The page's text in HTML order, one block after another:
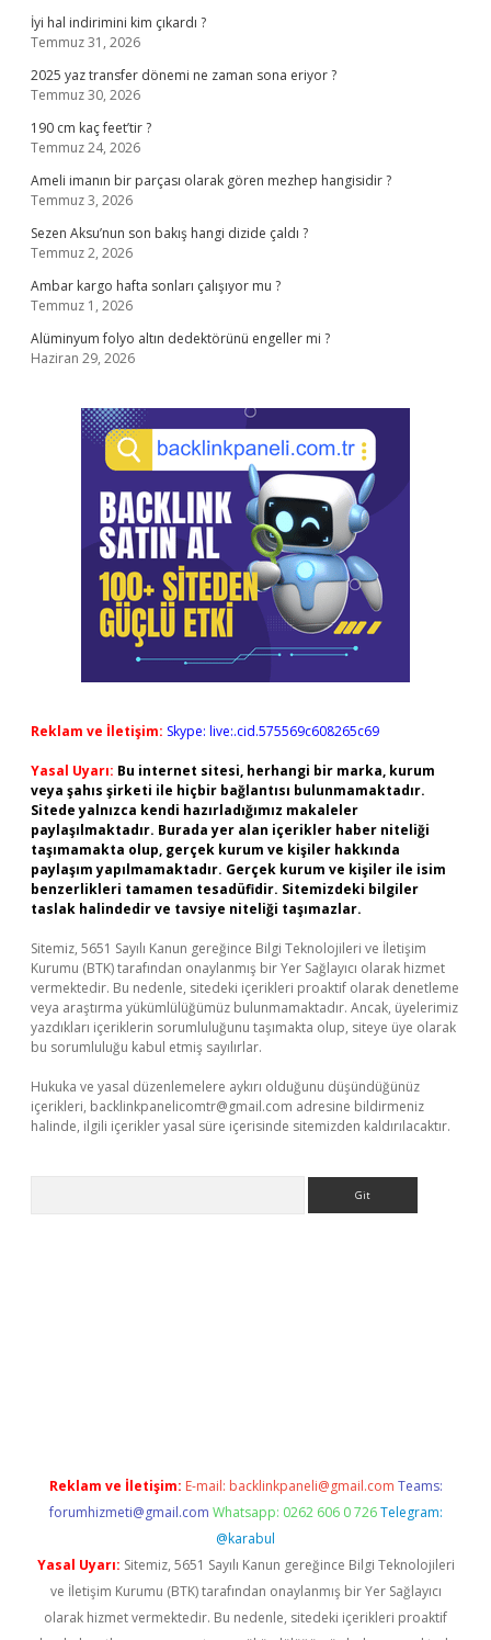
İyi hal indirimini kim çıkardı ?
Temmuz 31, 2026
2025 yaz transfer dönemi ne zaman sona eriyor ?
Temmuz 30, 2026
190 cm kaç feet’tir ?
Temmuz 24, 2026
Ameli imanın bir parçası olarak gören mezhep hangisidir ?
Temmuz 3, 2026
Sezen Aksu’nun son bakış hangi dizide çaldı ?
Temmuz 2, 2026
Ambar kargo hafta sonları çalışıyor mu ?
Temmuz 1, 2026
Alüminyum folyo altın dedektörünü engeller mi ?
Haziran 29, 2026
Reklam ve İletişim: Skype: live:.cid.575569c608265c69
Yasal Uyarı: Bu internet sitesi, herhangi bir marka, kurum
veya şahıs şirketi ile hiçbir bağlantısı bulunmamaktadır.
Sitede yalnızca kendi hazırladığımız makaleler
paylaşılmaktadır. Burada yer alan içerikler haber niteliği
taşımamakta olup, gerçek kurum ve kişiler hakkında
paylaşım yapılmamaktadır. Gerçek kurum ve kişiler ile isim
benzerlikleri tamamen tesadüfidir. Sitemizdeki bilgiler
taslak halindedir ve tavsiye niteliği taşımazlar.
Sitemiz, 5651 Sayılı Kanun gereğince Bilgi Teknolojileri ve İletişim
Kurumu (BTK) tarafından onaylanmış bir Yer Sağlayıcı olarak hizmet
vermektedir. Bu nedenle, sitedeki içerikleri proaktif olarak denetleme
veya araştırma yükümlülüğümüz bulunmamaktadır. Ancak, üyelerimiz
yazdıkları içeriklerin sorumluluğunu taşımakta olup, siteye üye olarak
bu sorumluluğu kabul etmiş sayılırlar.
Hukuka ve yasal düzenlemelere aykırı olduğunu düşündüğünüz
içerikleri, backlinkpanelicomtr@gmail.com adresine bildirmeniz
halinde, ilgili içerikler yasal süre içerisinde sitemizden kaldırılacaktır.
Reklam ve İletişim: E-mail: backlinkpaneli@gmail.com Teams:
forumhizmeti@gmail.com Whatsapp: 0262 606 0 726 Telegram:
@karabul
Yasal Uyarı: Sitemiz, 5651 Sayılı Kanun gereğince Bilgi Teknolojileri
ve İletişim Kurumu (BTK) tarafından onaylanmış bir Yer Sağlayıcı
olarak hizmet vermektedir. Bu nedenle, sitedeki içerikleri proaktif